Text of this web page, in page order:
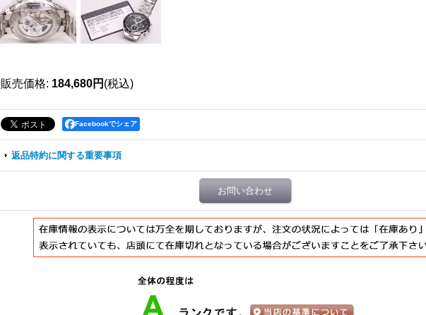
販売価格: 184,680円 (税込)
Facebookでシェア
返品特約に関する重要事項
お問い合わせ